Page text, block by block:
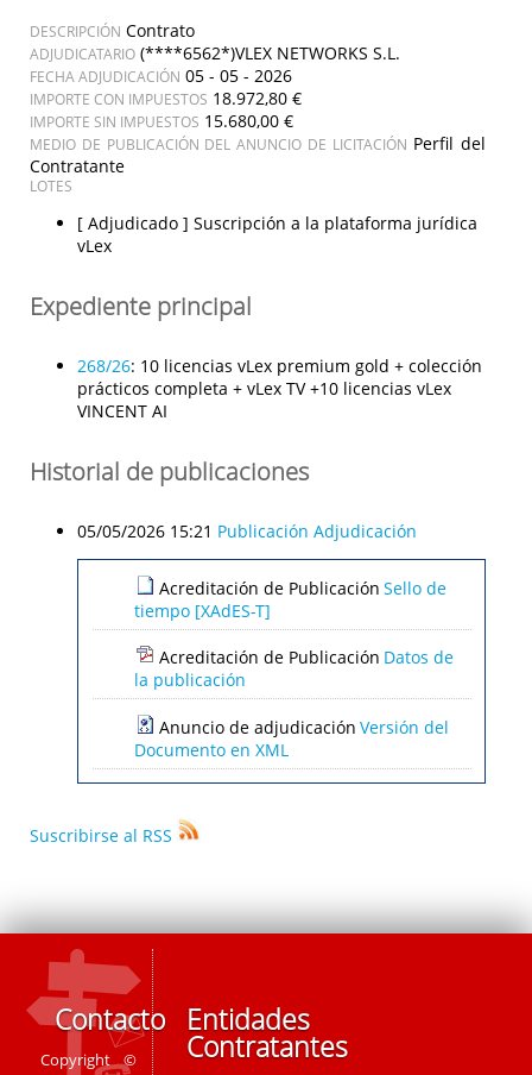
DESCRIPCIÓN Contrato
ADJUDICATARIO (****6562*)VLEX NETWORKS S.L.
FECHA ADJUDICACIÓN 05 - 05 - 2026
IMPORTE CON IMPUESTOS 18.972,80 €
IMPORTE SIN IMPUESTOS 15.680,00 €
MEDIO DE PUBLICACIÓN DEL ANUNCIO DE LICITACIÓN Perfil del
Contratante
LOTES
[ Adjudicado ] Suscripción a la plataforma jurídica
vLex
Expediente principal
268/26: 10 licencias vLex premium gold + colección
prácticos completa + vLex TV +10 licencias vLex
VINCENT AI
Historial de publicaciones
05/05/2026 15:21 Publicación Adjudicación
Acreditación de Publicación Sello de
tiempo [XAdES-T]
Acreditación de Publicación Datos de
la publicación
Anuncio de adjudicación Versión del
Documento en XML
Suscribirse al RSS
Contacto
Copyright ©
Entidades
Contratantes